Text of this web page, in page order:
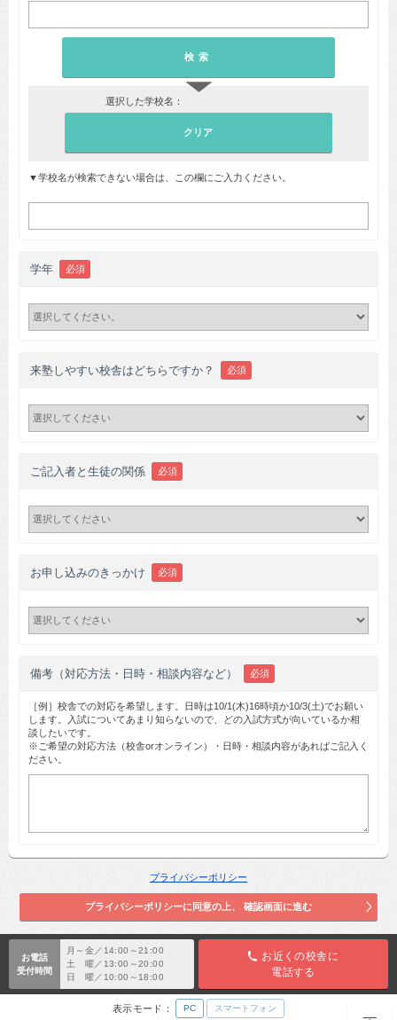
選択した学校名：
▼学校名が検索できない場合は、この欄にご入力ください。
学年 必須
来塾しやすい校舎はどちらですか？ 必須
ご記入者と生徒の関係 必須
お申し込みのきっかけ 必須
備考（対応方法・日時・相談内容など） 必須
［例］校舎での対応を希望します。日時は10/1(木)16時頃か10/3(土)でお願い
します。入試についてあまり知らないので、どの入試方式が向いているか相
談したいです。
※ご希望の対応方法（校舎orオンライン）・日時・相談内容があればご記入く
ださい。
プライバシーポリシー
お電話
受付時間
月～金／14:00～21:00
土 曜／13:00～20:00
日 曜／10:00～18:00
お近くの校舎に
電話する
表示モード： PC スマートフォン